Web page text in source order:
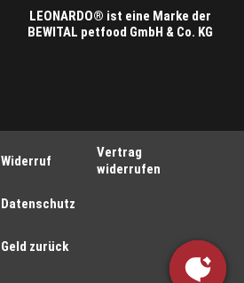
LEONARDO® ist eine Marke der
BEWITAL petfood GmbH & Co. KG
Widerruf
Datenschutz
Geld zurück
Vertrag
widerrufen